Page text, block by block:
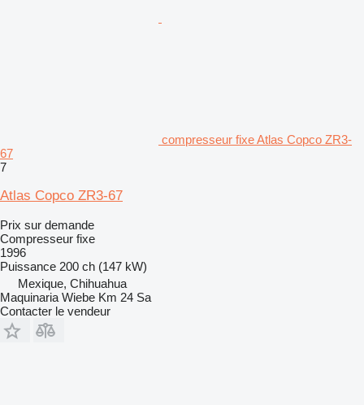
compresseur fixe Atlas Copco ZR3-
67
7
Atlas Copco ZR3-67
Prix sur demande
Compresseur fixe
1996
Puissance 200 ch (147 kW)
Mexique, Chihuahua
Maquinaria Wiebe Km 24 Sa
Contacter le vendeur